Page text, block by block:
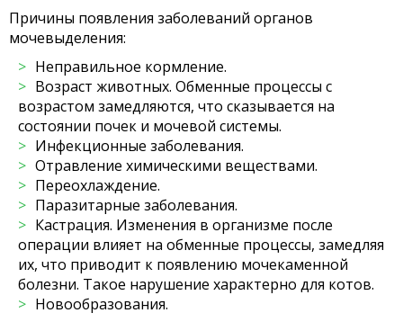
Причины появления заболеваний органов
мочевыделения:
Неправильное кормление.
Возраст животных. Обменные процессы с
возрастом замедляются, что сказывается на
состоянии почек и мочевой системы.
Инфекционные заболевания.
Отравление химическими веществами.
Переохлаждение.
Паразитарные заболевания.
Кастрация. Изменения в организме после
операции влияет на обменные процессы, замедляя
их, что приводит к появлению мочекаменной
болезни. Такое нарушение характерно для котов.
Новообразования.